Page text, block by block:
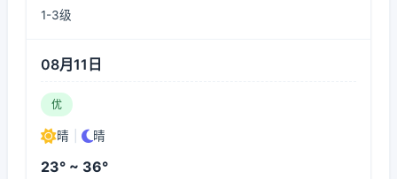
1-3级
08月11日
优
晴 晴
23° ~ 36°